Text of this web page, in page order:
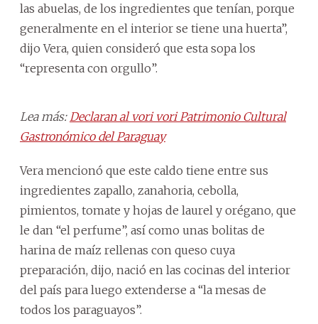
las abuelas, de los ingredientes que tenían, porque
generalmente en el interior se tiene una huerta”,
dijo Vera, quien consideró que esta sopa los
“representa con orgullo”.
Lea más: Declaran al vori vori Patrimonio Cultural
Gastronómico del Paraguay
Vera mencionó que este caldo tiene entre sus
ingredientes zapallo, zanahoria, cebolla,
pimientos, tomate y hojas de laurel y orégano, que
le dan “el perfume”, así como unas bolitas de
harina de maíz rellenas con queso cuya
preparación, dijo, nació en las cocinas del interior
del país para luego extenderse a “la mesas de
todos los paraguayos”.